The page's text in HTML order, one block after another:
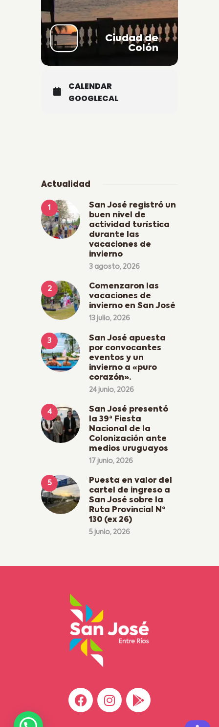
Ciudad de
Colón
CALENDAR
GOOGLECAL
Actualidad
San José registró un
buen nivel de
actividad turística
durante las
vacaciones de
invierno
3 agosto, 2026
Comenzaron las
vacaciones de
invierno en San José
13 julio, 2026
San José apuesta
por convocantes
eventos y un
invierno a «puro
corazón».
24 junio, 2026
San José presentó
la 39ª Fiesta
Nacional de la
Colonización ante
medios uruguayos
17 junio, 2026
Puesta en valor del
cartel de ingreso a
San José sobre la
Ruta Provincial Nº
130 (ex 26)
5 junio, 2026